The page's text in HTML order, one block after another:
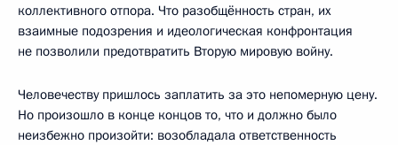
коллективного отпора. Что разобщённость стран, их
взаимные подозрения и идеологическая конфронтация
не позволили предотвратить Вторую мировую войну.
Человечеству пришлось заплатить за это непомерную цену.
Но произошло в конце концов то, что и должно было
неизбежно произойти: возобладала ответственность